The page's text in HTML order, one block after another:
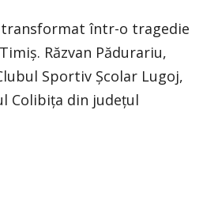
transformat într-o tragedie
Răzvan Pădurariu,
Sportiv Școlar Lugoj,
Colibița din județul